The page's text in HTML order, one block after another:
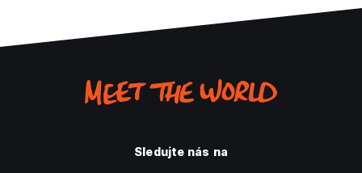
Sledujte nás na